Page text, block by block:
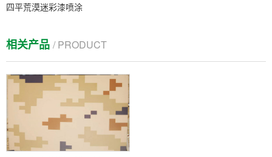
四平荒漠迷彩漆喷涂
相关产品 / PRODUCT